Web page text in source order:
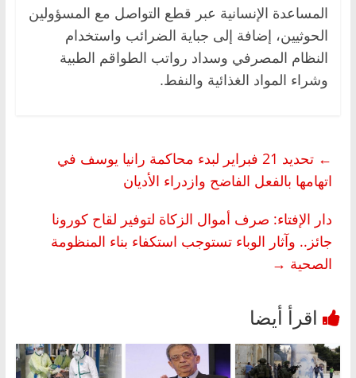
المساعدة الإنسانية عبر قطع التواصل مع المسؤولين
الحوثيين، إضافة إلى جباية الضرائب واستخدام
النظام المصرفي وسداد رواتب الطواقم الطبية
وشراء المواد الغذائية والنفط.
←
تحديد 21 فبراير لبدء محاكمة رانيا يوسف في
اتهامها بالفعل الفاضح وازدراء الأديان
دار الإفتاء: صرف أموال الزكاة لتوفير لقاح كورونا
جائز.. وآثار الوباء تستوجب استكفاء بناء المنظومة
الصحية →